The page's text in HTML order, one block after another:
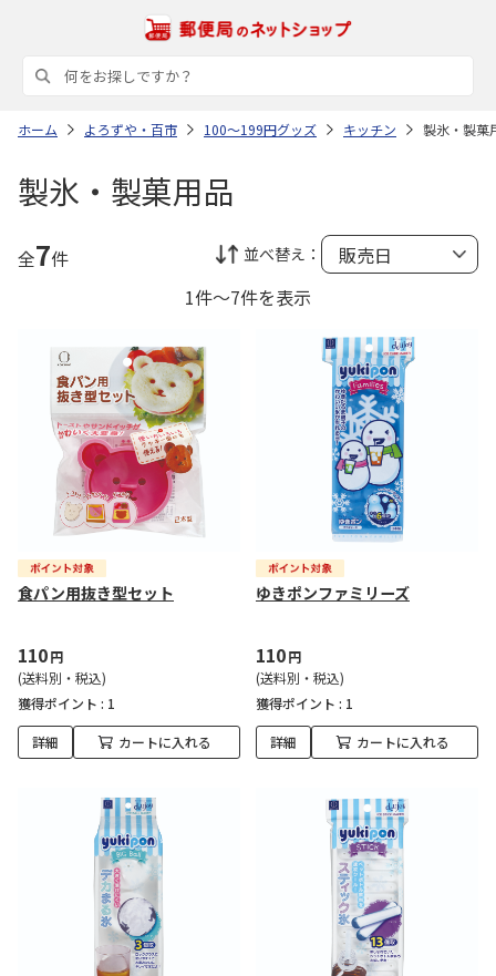
ホーム よろずや・百市 100～199円グッズ キッチン 製氷・製菓
製氷・製菓用品
全7件 並べ替え：
1件～7件を表示
食パン用抜き型セット
110円
(送料別・税込)
獲得ポイント : 1
詳細 カートに入れる
ゆきポンファミリーズ
110円
(送料別・税込)
獲得ポイント : 1
詳細 カートに入れる